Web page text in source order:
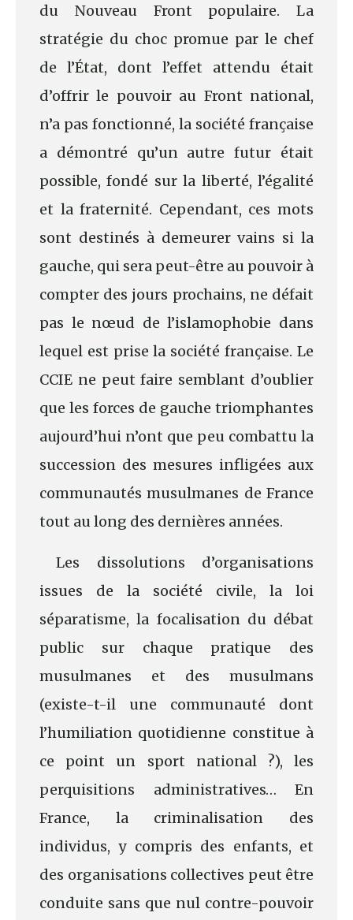
du Nouveau Front populaire. La
stratégie du choc promue par le chef
de l’État, dont l’effet attendu était
d’offrir le pouvoir au Front national,
n’a pas fonctionné, la société française
a démontré qu’un autre futur était
possible, fondé sur la liberté, l’égalité
et la fraternité. Cependant, ces mots
sont destinés à demeurer vains si la
gauche, qui sera peut-être au pouvoir à
compter des jours prochains, ne défait
pas le nœud de l’islamophobie dans
lequel est prise la société française. Le
CCIE ne peut faire semblant d’oublier
que les forces de gauche triomphantes
aujourd’hui n’ont que peu combattu la
succession des mesures infligées aux
communautés musulmanes de France
tout au long des dernières années.
Les dissolutions d’organisations
issues de la société civile, la loi
séparatisme, la focalisation du débat
public sur chaque pratique des
musulmanes et des musulmans
(existe-t-il une communauté dont
l’humiliation quotidienne constitue à
ce point un sport national ?), les
perquisitions administratives… En
France, la criminalisation des
individus, y compris des enfants, et
des organisations collectives peut être
conduite sans que nul contre-pouvoir